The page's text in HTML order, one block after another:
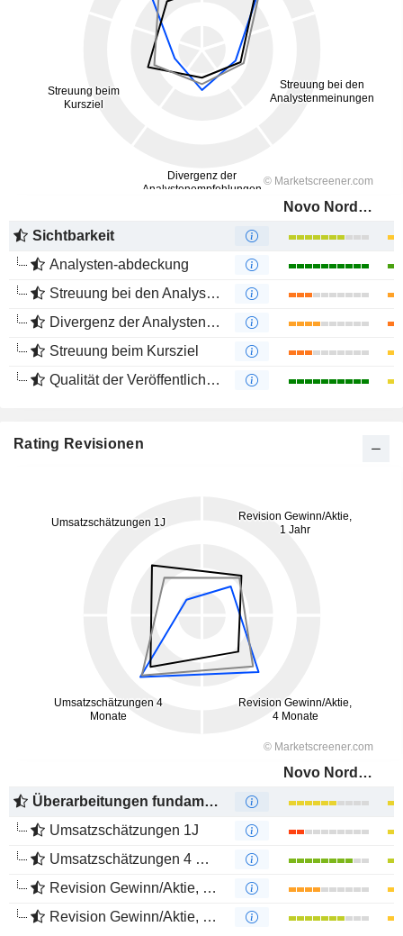
Novo Nordisk A/S
Sichtbarkeit
Analysten-abdeckung
Streuung bei den Analystenmeinungen
Divergenz der Analystenempfehlungen
Streuung beim Kursziel
Qualität der Veröffentlichungen
Rating Revisionen
Novo Nordisk A/S
Überarbeitungen fundamentaler Schätzungen
Umsatzschätzungen 1J
Umsatzschätzungen 4 Monate
Revision Gewinn/Aktie, 1 Jahr
Revision Gewinn/Aktie, 4 Monate